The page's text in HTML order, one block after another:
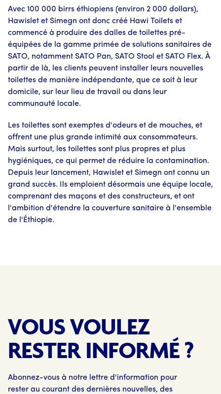
Avec 100 000 birrs éthiopiens (environ 2 000 dollars),
Hawislet et Simegn ont donc créé Hawi Toilets et
commencé à produire des dalles de toilettes pré-
équipées de la gamme primée de solutions sanitaires de
SATO, notamment SATO Pan, SATO Stool et SATO Flex. À
partir de là, les clients peuvent installer leurs nouvelles
toilettes de manière indépendante, que ce soit à leur
domicile, sur leur lieu de travail ou dans leur
communauté locale.
Les toilettes sont exemptes d'odeurs et de mouches, et
offrent une plus grande intimité aux consommateurs.
Mais surtout, les toilettes sont plus propres et plus
hygiéniques, ce qui permet de réduire la contamination.
Depuis leur lancement, Hawislet et Simegn ont connu un
grand succès. Ils emploient désormais une équipe locale,
comprenant des maçons et des constructeurs, et ont
l'ambition d'étendre la couverture sanitaire à l'ensemble
de l'Éthiopie.
VOUS VOULEZ
RESTER INFORMÉ ?
Abonnez-vous à notre lettre d'information pour
rester au courant des dernières nouvelles, des